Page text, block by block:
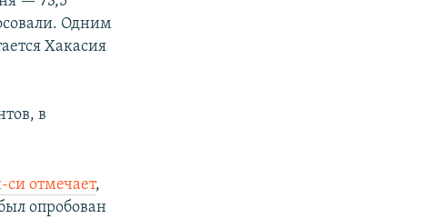
Одним
Хакасия
в
си отмечает,
опробован